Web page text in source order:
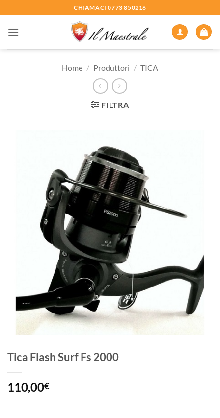
ai
contenuti
CHIAMACI 0773 850216
Home / Produttori / TICA
FILTRA
Tica Flash Surf Fs 2000
110,00€